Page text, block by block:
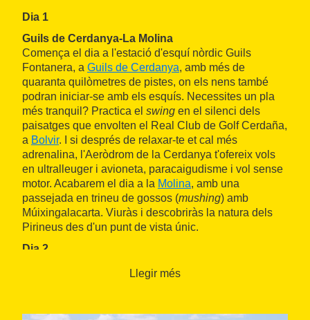
Dia 1
Guils de Cerdanya-La Molina
Comença el dia a l'estació d'esquí nòrdic Guils
Fontanera, a Guils de Cerdanya, amb més de
quaranta quilòmetres de pistes, on els nens també
podran iniciar-se amb els esquís. Necessites un pla
més tranquil? Practica el swing en el silenci dels
paisatges que envolten el Real Club de Golf Cerdaña,
a Bolvir. I si després de relaxar-te et cal més
adrenalina, l'Aeròdrom de la Cerdanya t'ofereix vols
en ultralleuger i avioneta, paracaigudisme i vol sense
motor. Acabarem el dia a la Molina, amb una
passejada en trineu de gossos (mushing) amb
Múixingalacarta. Viuràs i descobriràs la natura dels
Pirineus des d'un punt de vista únic.
Dia 2
Castellar de n'Hug-Bagà
Pobla de Lilletpots pujar a un tren molt especial, el
Llegir més